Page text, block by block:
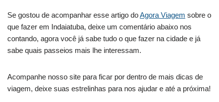
Se gostou de acompanhar esse artigo doAgora Viagem sobre o
que fazer em Indaiatuba, deixe um comentário abaixo nos
contando, agora você já sabe tudo o que fazer na cidade e já
sabe quais passeios mais lhe interessam.
Acompanhe nosso site para ficar por dentro de mais dicas de
viagem, deixe suas estrelinhas para nos ajudar e até a próxima!